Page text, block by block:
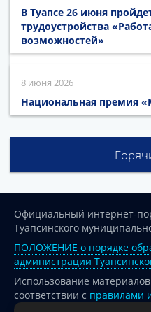
В Туапсе 26 июня
трудоустройства
возможностей»
8 июня 2026
Национальная премия
Официальный интернет-
Туапсинского
ПОЛОЖЕНИЕ о порядке
администрации
Использование
соответствии с правилами
опубликованных на сайте